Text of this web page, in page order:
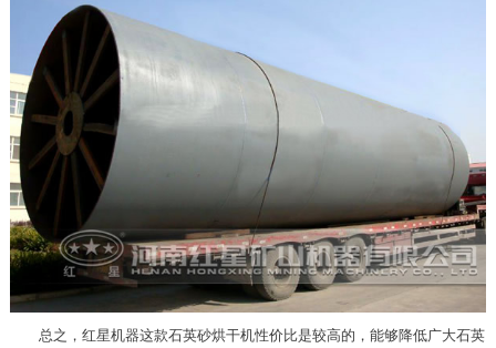
总之，红星机器这款石英砂烘干机性价比是较高的，能够降低广大石英